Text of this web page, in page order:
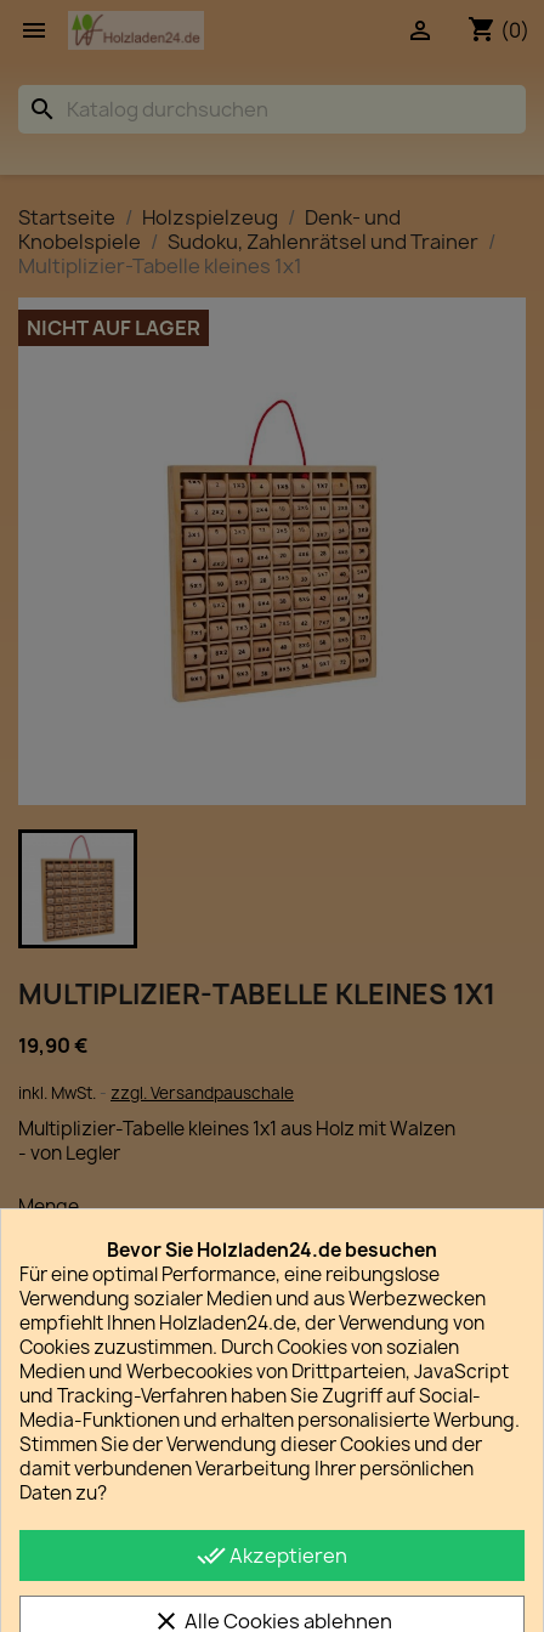
 shopping_cart (0)

search
Startseite Holzspielzeug
Denk- und
Knobelspiele
Sudoku, Zahlenrätsel und Trainer
Multiplizier-Tabelle kleines 1x1
NICHT AUF LAGER
MULTIPLIZIER-TABELLE KLEINES 1X1
19,90 €
inkl. MwSt. zzgl. Versandpauschale
Multiplizier-Tabelle kleines 1x1 aus Holz mit Walzen
- von Legler
Menge
 IN DEN WARENKORB
Nicht auf Lager
Teilen
So schützen wir Ihre Daten
Verpackung und Versand
Unsere Versandkostenpauschalen
Bevor Sie Holzladen24.de besuchen
Für eine optimal Performance, eine reibungslose
Verwendung sozialer Medien und aus Werbezwecken
empfiehlt Ihnen Holzladen24.de, der Verwendung von
Cookies zuzustimmen. Durch Cookies von sozialen
Medien und Werbecookies von Drittparteien, JavaScript
und Tracking-Verfahren haben Sie Zugriff auf Social-
Media-Funktionen und erhalten personalisierte Werbung.
Stimmen Sie der Verwendung dieser Cookies und der
damit verbundenen Verarbeitung Ihrer persönlichen
Daten zu?
done_allAkzeptieren
clear Alle Cookies ablehnen